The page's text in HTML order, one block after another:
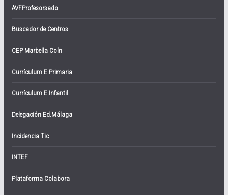
AVFProfesorsado
Buscador de Centros
CEP Marbella Coín
Currículum E.Primaria
Currículum E.Infantil
Delegación Ed.Málaga
Incidencia Tic
INTEF
Plataforma Colabora